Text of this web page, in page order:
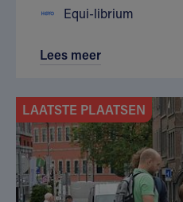
Equi-librium
Lees meer
LAATSTE PLAATSEN